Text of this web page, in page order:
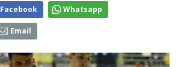
Facebook Whatsapp
Email